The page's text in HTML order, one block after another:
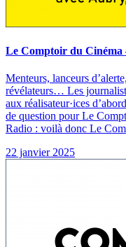
Le Comptoir du Cinéma
Menteurs, lanceurs
révélateurs… Les
aux réalisateur·ices
de question pour Le
Radio : voilà donc Le
22 janvier 2025